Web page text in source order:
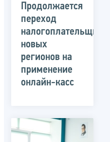
Продолжается
переход
налогоплательщиков
новых
регионов на
применение
онлайн-касс